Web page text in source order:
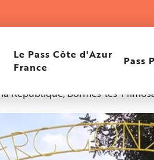
Le Pass Côte d'Azur
France
Pass
République, Bormes-les-